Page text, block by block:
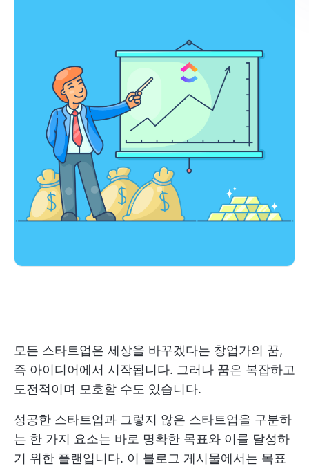
모든 스타트업은 세상을 바꾸겠다는 창업가의 꿈,
즉 아이디어에서 시작됩니다. 그러나 꿈은 복잡하고
도전적이며 모호할 수도 있습니다.
성공한 스타트업과 그렇지 않은 스타트업을 구분하
는 한 가지 요소는 바로 명확한 목표와 이를 달성하
기 위한 플랜입니다. 이 블로그 게시물에서는 목표